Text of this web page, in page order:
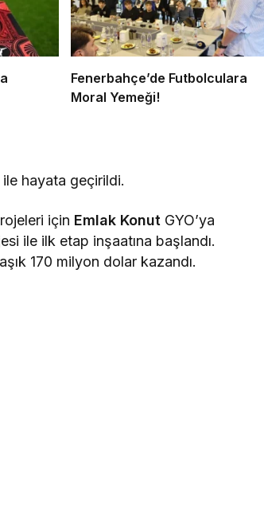
Fenerbahçe’de Futbolculara
Moral Yemeği!
ile hayata geçirildi.
için Emlak Konut GYO’ya
ile ilk etap inşaatına başlandı.
170 milyon dolar kazandı.